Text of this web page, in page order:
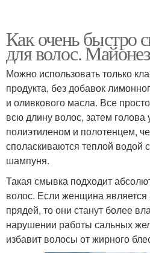
Как очень быстро
для волос. Майонез
Можно использовать только
продукта, без добавок
и оливкового масла. Все
всю длину волос, затем голова
полиэтиленом и полотенцем,
споласкиваются теплой водой
шампуня.
Такая смывка подходит
волос. Если женщина является
прядей, то они станут более
нарушении работы сальных
избавит волосы от жирного